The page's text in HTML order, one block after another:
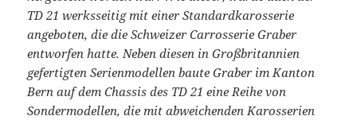
TD 21 werksseitig mit einer Standardkarosserie
angeboten, die die Schweizer Carrosserie Graber
entworfen hatte. Neben diesen in Großbritannien
gefertigten Serienmodellen baute Graber im Kanton
Bern auf dem Chassis des TD 21 eine Reihe von
Sondermodellen, die mit abweichenden Karosserien